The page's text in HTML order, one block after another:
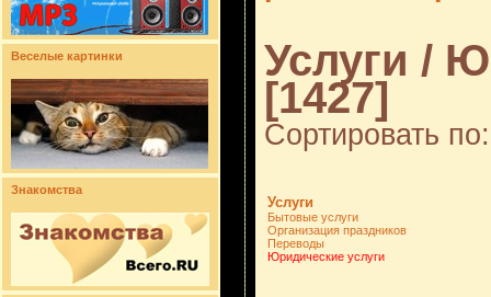
Веселые картинки
Знакомства
Услуги /
[1427]
Сортировать
Услуги
Бытовые услуги
Организация праздников
Переводы
Юридические услуги